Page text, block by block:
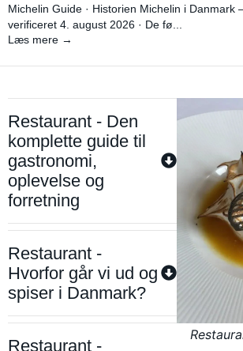
Michelin Guide · Historien Michelin i
verificeret 4. august 2026 · De fø...
Læs mere →
Restaurant - Den
komplette guide til
gastronomi,
oplevelse og
forretning
Restaurant -
Hvorfor går vi ud og
spiser i Danmark?
Restaurant -